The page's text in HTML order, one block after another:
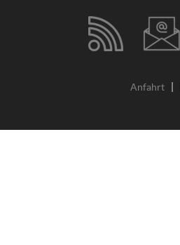
Anfahrt